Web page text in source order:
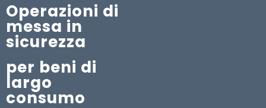
Operazioni di
messa in
sicurezza
per beni di
largo
consumo